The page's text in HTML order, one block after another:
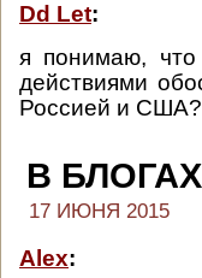
Dd Let:
я понимаю,
действиями
Россией и США?
В БЛОГАХ
17 ИЮНЯ 2015
Alex: